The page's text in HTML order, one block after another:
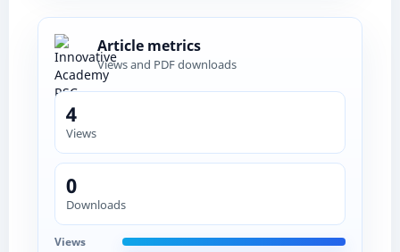
Article metrics
Views and PDF downloads
4
Views
0
Downloads
Views